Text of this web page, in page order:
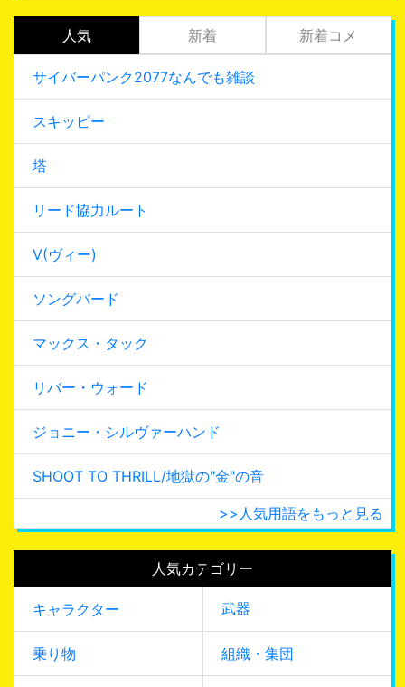
人気 新着 新着コメ
サイバーパンク2077なんでも雑談
スキッピー
塔
リード協力ルート
V(ヴィー)
ソングバード
マックス・タック
リバー・ウォード
ジョニー・シルヴァーハンド
SHOOT TO THRILL/地獄の"金"の音
>>人気用語をもっと見る
人気カテゴリー
キャラクター 武器
乗り物 組織・集団